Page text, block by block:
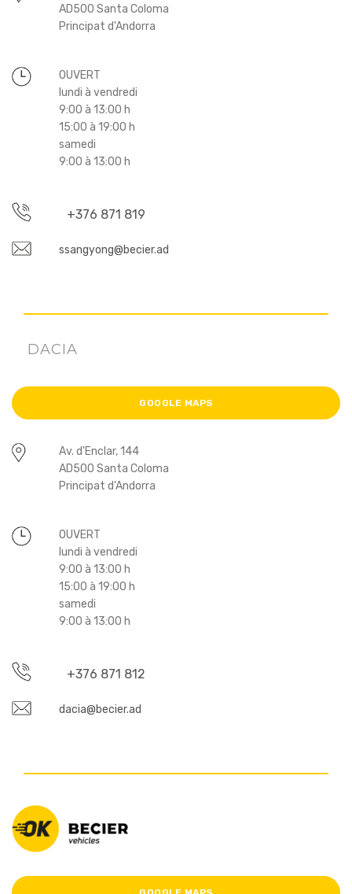
AD500 Santa Coloma
Principat d'Andorra
OUVERT
lundi à vendredi
9:00 à 13:00 h
15:00 à 19:00 h
samedi
9:00 à 13:00 h
+376 871 819
ssangyong@becier.ad
DACIA
GOOGLE MAPS
Av. d'Enclar, 144
AD500 Santa Coloma
Principat d'Andorra
OUVERT
lundi à vendredi
9:00 à 13:00 h
15:00 à 19:00 h
samedi
9:00 à 13:00 h
+376 871 812
dacia@becier.ad